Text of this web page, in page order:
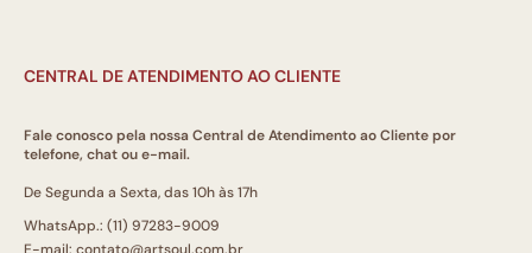
CENTRAL DE ATENDIMENTO AO CLIENTE
Fale conosco pela nossa Central de Atendimento ao Cliente por
telefone, chat ou e-mail.
De Segunda a Sexta, das 10h às 17h
WhatsApp.: (11) 97283-9009